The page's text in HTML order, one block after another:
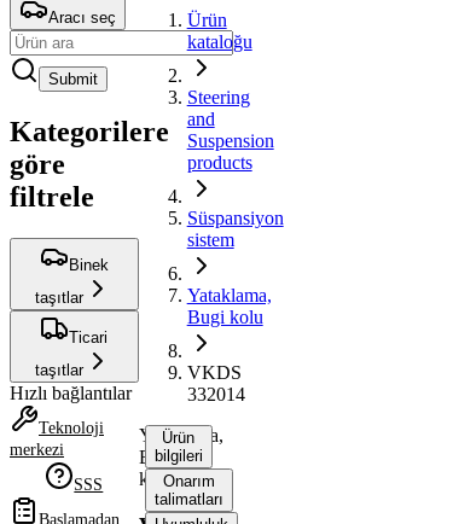
Aracı seç
Submit
Kategorilere
göre
filtrele
Binek
taşıtlar
Ticari
taşıtlar
Hızlı bağlantılar
Teknoloji
merkezi
SSS
Başlamadan
Ürün
kataloğu
Steering
and
Suspension
products
Süspansiyon
sistem
Yataklama,
Bugi kolu
VKDS
332014
Yataklama,
Bugi
kolu
Ürün
bilgileri
Onarım
talimatları